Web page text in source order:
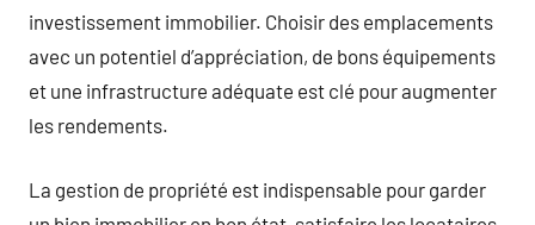
investissement immobilier. Choisir des emplacements
avec un potentiel d’appréciation, de bons équipements
et une infrastructure adéquate est clé pour augmenter
les rendements.
La gestion de propriété est indispensable pour garder